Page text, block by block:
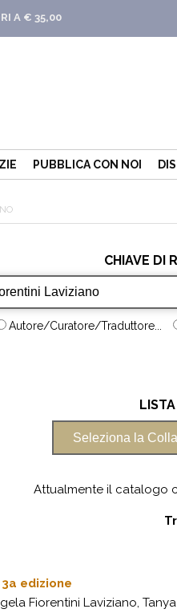
A € 35,00
PUBBLICA CON NOI
CHIAVE DI
Autore/Curatore/Traduttore...
Attualmente il catalogo
edizione
Fiorentini Laviziano,